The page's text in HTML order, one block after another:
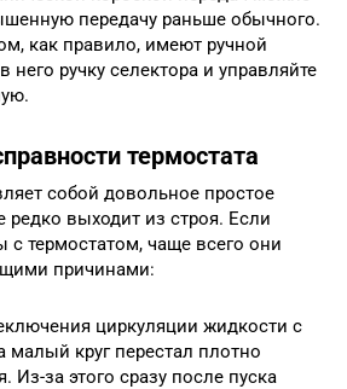
передачу раньше обычного.
как правило, имеют ручной
него ручку селектора и управляйте
термостата
собой довольное простое
редко выходит из строя. Если
термостатом, чаще всего они
причинами:
циркуляции жидкости с
малый круг перестал плотно
Из-за этого сразу после пуска